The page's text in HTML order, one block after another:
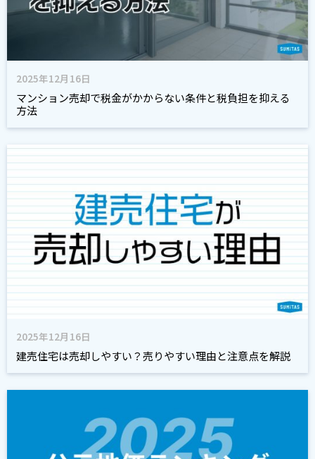
2025年12月16日
マンション売却で税金がかからない条件と税負担を抑える
方法
2025年12月16日
建売住宅は売却しやすい？売りやすい理由と注意点を解説